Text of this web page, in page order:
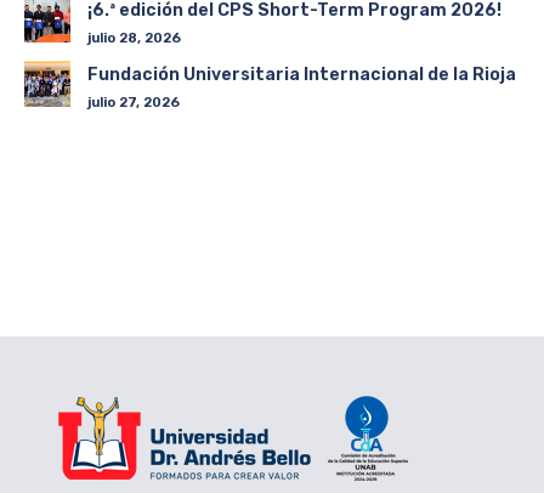
¡6.ª edición del CPS Short-Term Program 2026!
julio 28, 2026
Fundación Universitaria Internacional de la Rioja
julio 27, 2026